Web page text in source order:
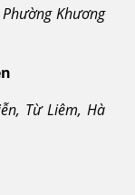
Khương
Từ Liêm, Hà